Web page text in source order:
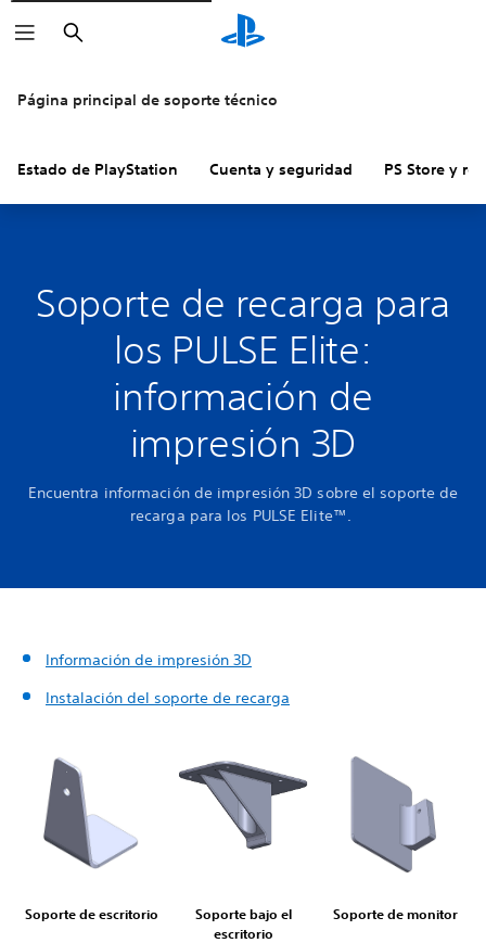
Buscar
Página principal de soporte técnico
Estado de PlayStation Cuenta y seguridad PS Store y
Soporte de recarga para
los PULSE Elite:
información de
impresión 3D
Encuentra información de impresión 3D sobre el soporte de
recarga para los PULSE Elite™.
Información de impresión 3D
Instalación del soporte de recarga
Soporte de escritorio
Soporte bajo el
escritorio
Soporte de monitor